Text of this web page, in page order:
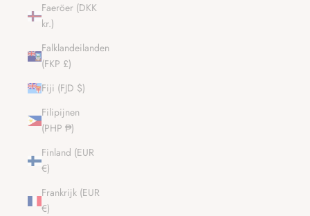
Faeröer (DKK
kr.)
Falklandeilanden
(FKP £)
Fiji (FJD $)
Filipijnen
(PHP ₱)
Finland (EUR
€)
Frankrijk (EUR
€)